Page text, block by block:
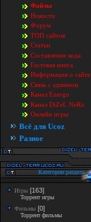
Файлы
Новости
Форум
TOП сайтов
Статьи
Составление кода
Гостевая книга
Информация о сайте
Связь с админом
Канал Energo
Канал DiZeL NeRo
Онлайн игры
Всё для Ucoz
Разное
Категории раздела
Игры [163]
Торрент игры
Фильмы [0]
Торрент фильмы